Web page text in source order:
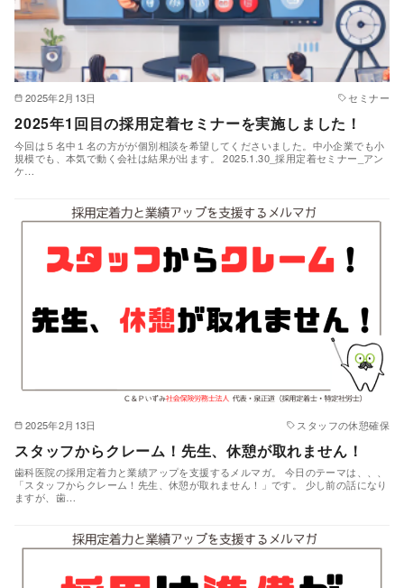
2025年2月13日 セミナー
2025年1回目の採用定着セミナーを実施しました！
今回は５名中１名の方がが個別相談を希望してくださいました。中小企業でも小
規模でも、本気で動く会社は結果が出ます。 2025.1.30_採用定着セミナー_アン
ケ…
2025年2月13日 スタッフの休憩確保
スタッフからクレーム！先生、休憩が取れません！
歯科医院の採用定着力と業績アップを支援するメルマガ。 今日のテーマは、、、
「スタッフからクレーム！先生、休憩が取れません！」です。 少し前の話になり
ますが、歯…